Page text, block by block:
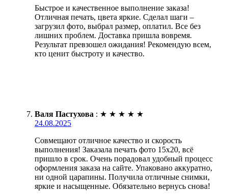
Быстрое и качественное выполнение заказа!
Отличная печать, цвета яркие. Сделал шаги –
загрузил фото, выбрал размер, оплатил. Все без
лишних проблем. Доставка пришла вовремя.
Результат превзошел ожидания! Рекомендую всем,
кто ценит быстроту и качество.
Валя Пастухова : ★ ★ ★ ★ ★
24.08.2025
Совмещают отличное качество и скорость
выполнения! Заказала печать фото 15х20, всё
пришло в срок. Очень порадовал удобный процесс
оформления заказа на сайте. Упаковано аккуратно,
ни одной царапины. Получила отличные снимки,
яркие и насыщенные. Обязательно вернусь снова!